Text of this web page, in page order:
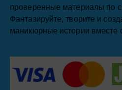
проверенные материалы по
Фантазируйте, творите и
маникюрные истории вместе